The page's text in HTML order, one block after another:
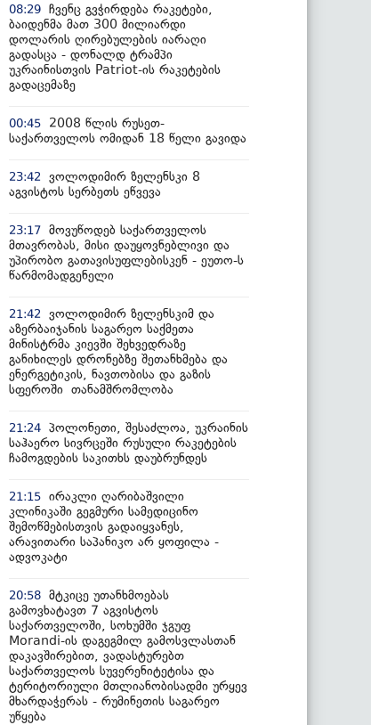
08:29 ჩვენც გვჭირდება რაკეტები,
ბაიდენმა მათ 300 მილიარდი
დოლარის ღირებულების იარაღი
გადასცა - დონალდ ტრამპი
უკრაინისთვის Patriot-ის რაკეტების
გადაცემაზე
00:45
2008 წლის რუსეთ-
საქართველოს ომიდან 18 წელი გავიდა
23:42
ვოლოდიმირ ზელენსკი 8
აგვისტოს სერბეთს ეწვევა
23:17 მოვუწოდებ საქართველოს
მთავრობას, მისი დაუყოვნებლივი და
უპირობო გათავისუფლებისკენ - ეუთო-ს
წარმომადგენელი
21:42
ვოლოდიმირ ზელენსკიმ და
აზერბაიჯანის საგარეო საქმეთა
მინისტრმა კიევში შეხვედრაზე
განიხილეს დრონებზე შეთანხმება და
ენერგეტიკის, ნავთობისა და გაზის
სფეროში თანამშრომლობა
21:24 პოლონეთი, შესაძლოა, უკრაინის
საჰაერო სივრცეში რუსული რაკეტების
ჩამოგდების საკითხს დაუბრუნდეს
21:15 ირაკლი ღარიბაშვილი
კლინიკაში გეგმური სამედიცინო
შემოწმებისთვის გადაიყვანეს,
არავითარი საპანიკო არ ყოფილა -
ადვოკატი
20:58 მტკიცე უთანხმოებას
გამოვხატავთ 7 აგვისტოს
საქართველოში, სოხუმში ჯგუფ
Morandi-ის დაგეგმილ გამოსვლასთან
დაკავშირებით, ვადასტურებთ
საქართველოს სუვერენიტეტისა და
ტერიტორიული მთლიანობისადმი ურყევ
მხარდაჭერას - რუმინეთის საგარეო
უწყება